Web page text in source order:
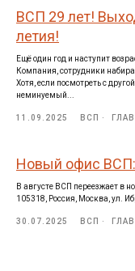
ВСП 29 лет!
летия!
Ещё один год и наступит
Компания, сотрудники
Хотя, если посмотреть с
неминуемый...
11.09.2025 ВСП
Новый офис
В августе ВСП переезжает в
105318, Россия, Москва, ул.
30.07.2025 ВСП